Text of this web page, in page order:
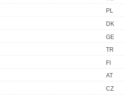
PL
DK
GE
TR
FI
AT
CZ